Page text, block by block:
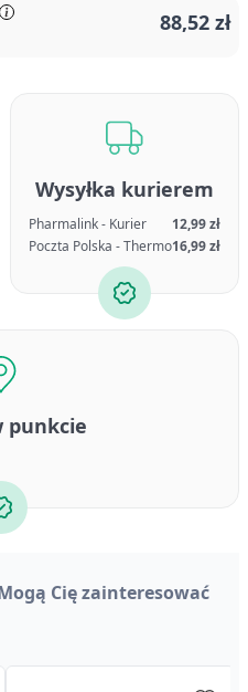
88,52 zł
Wysyłka kurierem
Pharmalink - Kurier
12,99 zł
Poczta Polska - Thermo16,99 zł
punkcie
Cię zainteresować